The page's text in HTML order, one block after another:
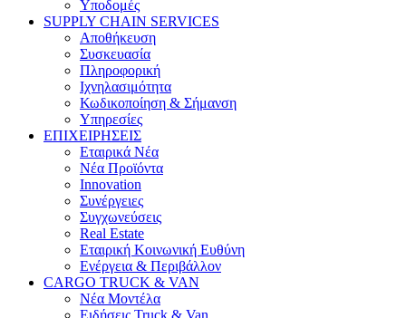
Υποδομές
SUPPLY CHAIN SERVICES
Αποθήκευση
Συσκευασία
Πληροφορική
Ιχνηλασιμότητα
Κωδικοποίηση & Σήμανση
Υπηρεσίες
ΕΠΙΧΕΙΡΗΣΕΙΣ
Εταιρικά Νέα
Νέα Προϊόντα
Innovation
Συνέργειες
Συγχωνεύσεις
Real Estate
Εταιρική Κοινωνική Ευθύνη
Ενέργεια & Περιβάλλον
CARGO TRUCK & VAN
Νέα Μοντέλα
Ειδήσεις Truck & Van